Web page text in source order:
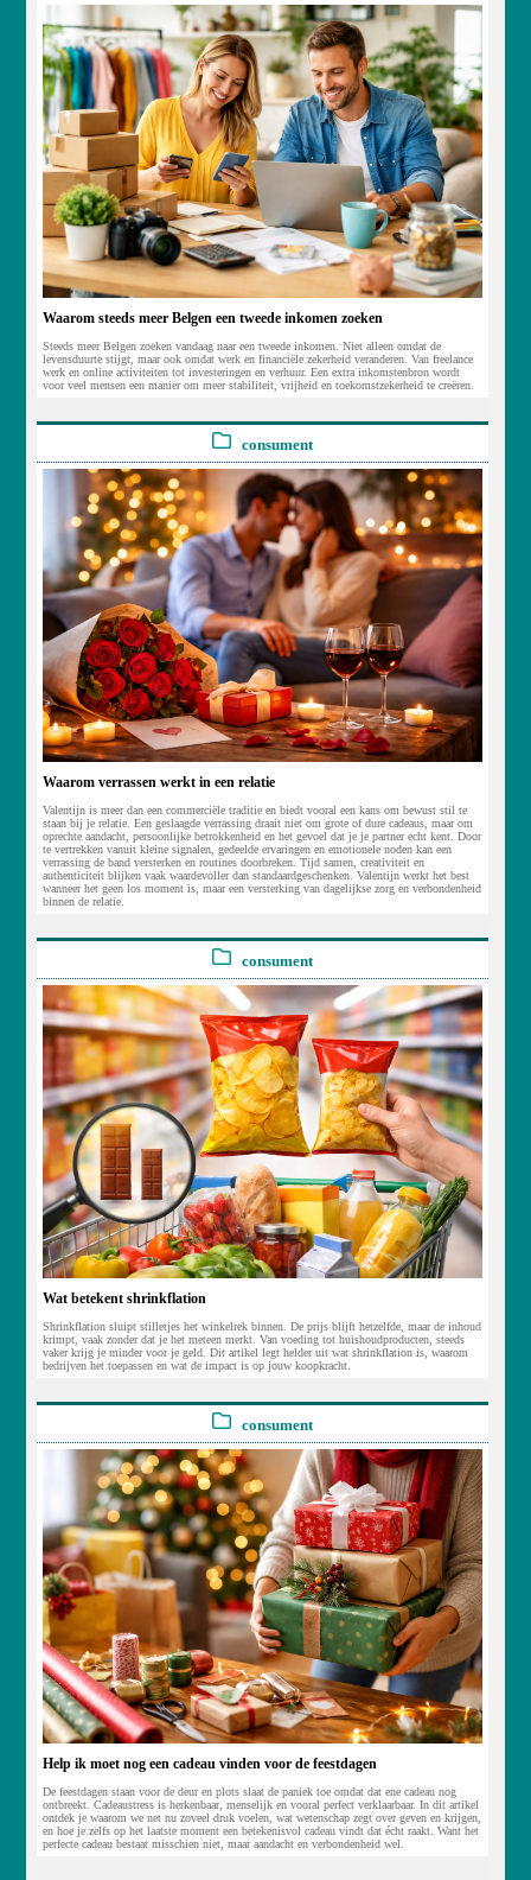
Waarom steeds meer Belgen een tweede inkomen zoeken
Steeds meer Belgen zoeken vandaag naar een tweede inkomen. Niet alleen omdat de
levensduurte stijgt, maar ook omdat werk en financiële zekerheid veranderen. Van freelance
werk en online activiteiten tot investeringen en verhuur. Een extra inkomstenbron wordt
voor veel mensen een manier om meer stabiliteit, vrijheid en toekomstzekerheid te creëren.
consument
Waarom verrassen werkt in een relatie
Valentijn is meer dan een commerciële traditie en biedt vooral een kans om bewust stil te
staan bij je relatie. Een geslaagde verrassing draait niet om grote of dure cadeaus, maar om
oprechte aandacht, persoonlijke betrokkenheid en het gevoel dat je je partner echt kent. Door
te vertrekken vanuit kleine signalen, gedeelde ervaringen en emotionele noden kan een
verrassing de band versterken en routines doorbreken. Tijd samen, creativiteit en
authenticiteit blijken vaak waardevoller dan standaardgeschenken. Valentijn werkt het best
wanneer het geen los moment is, maar een versterking van dagelijkse zorg en verbondenheid
binnen de relatie.
consument
Wat betekent shrinkflation
Shrinkflation sluipt stilletjes het winkelrek binnen. De prijs blijft hetzelfde, maar de inhoud
krimpt, vaak zonder dat je het meteen merkt. Van voeding tot huishoudproducten, steeds
vaker krijg je minder voor je geld. Dit artikel legt helder uit wat shrinkflation is, waarom
bedrijven het toepassen en wat de impact is op jouw koopkracht.
consument
Help ik moet nog een cadeau vinden voor de feestdagen
De feestdagen staan voor de deur en plots slaat de paniek toe omdat dat ene cadeau nog
ontbreekt. Cadeaustress is herkenbaar, menselijk en vooral perfect verklaarbaar. In dit artikel
ontdek je waarom we net nu zoveel druk voelen, wat wetenschap zegt over geven en krijgen,
en hoe je zelfs op het laatste moment een betekenisvol cadeau vindt dat écht raakt. Want het
perfecte cadeau bestaat misschien niet, maar aandacht en verbondenheid wel.